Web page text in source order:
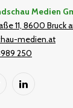
Medien
11, 8600 Bruck
medien.at
250
LinkedIn